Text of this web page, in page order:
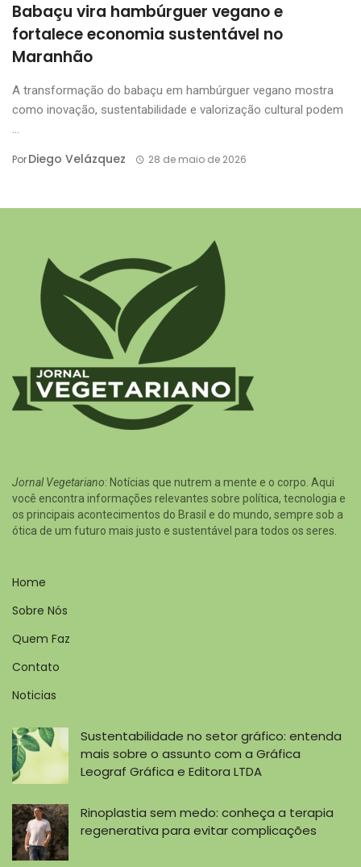
Babaçu vira hambúrguer vegano e
fortalece economia sustentável no
Maranhão
A transformação do babaçu em hambúrguer vegano mostra
como inovação, sustentabilidade e valorização cultural podem
...
PorDiego Velázquez 28 de maio de 2026
Jornal Vegetariano: Notícias que nutrem a mente e o corpo. Aqui
você encontra informações relevantes sobre política, tecnologia e
os principais acontecimentos do Brasil e do mundo, sempre sob a
ótica de um futuro mais justo e sustentável para todos os seres.
Home
Sobre Nós
Quem Faz
Contato
Noticias
Sustentabilidade no setor gráfico: entenda
mais sobre o assunto com a Gráfica
Leograf Gráfica e Editora LTDA
Rinoplastia sem medo: conheça a terapia
regenerativa para evitar complicações